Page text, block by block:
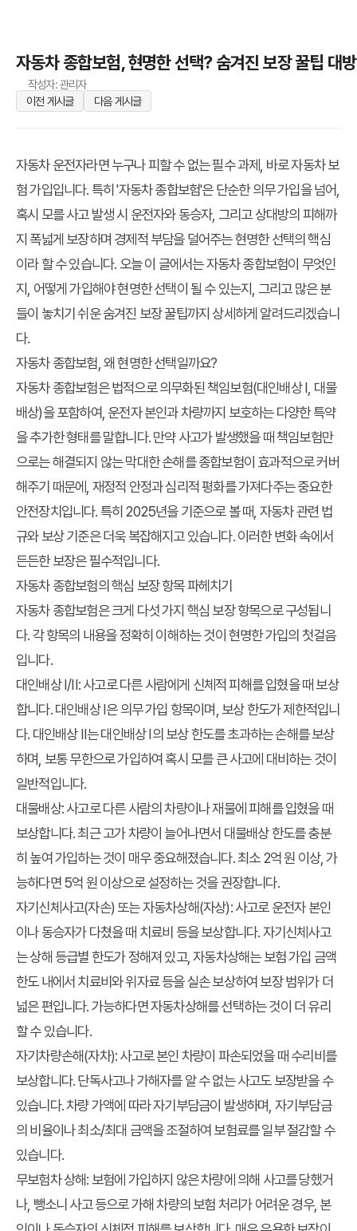
자동차 종합보험, 현명한 선택? 숨겨진 보장 꿀팁 대
작성자: 관리자
이전 게시글
다음 게시글
자동차 운전자라면 누구나 피할 수 없는 필수 과제, 바로 자동차 보
험 가입입니다. 특히 '자동차 종합보험'은 단순한 의무 가입을 넘어,
혹시 모를 사고 발생 시 운전자와 동승자, 그리고 상대방의 피해까
지 폭넓게 보장하며 경제적 부담을 덜어주는 현명한 선택의 핵심
이라 할 수 있습니다. 오늘 이 글에서는 자동차 종합보험이 무엇인
지, 어떻게 가입해야 현명한 선택이 될 수 있는지, 그리고 많은 분
들이 놓치기 쉬운 숨겨진 보장 꿀팁까지 상세하게 알려드리겠습니
다.
자동차 종합보험, 왜 현명한 선택일까요?
자동차 종합보험은 법적으로 의무화된 책임보험(대인배상 I, 대물
배상)을 포함하여, 운전자 본인과 차량까지 보호하는 다양한 특약
을 추가한 형태를 말합니다. 만약 사고가 발생했을 때 책임보험만
으로는 해결되지 않는 막대한 손해를 종합보험이 효과적으로 커버
해주기 때문에, 재정적 안정과 심리적 평화를 가져다주는 중요한
안전장치입니다. 특히 2025년을 기준으로 볼 때, 자동차 관련 법
규와 보상 기준은 더욱 복잡해지고 있습니다. 이러한 변화 속에서
든든한 보장은 필수적입니다.
자동차 종합보험의 핵심 보장 항목 파헤치기
자동차 종합보험은 크게 다섯 가지 핵심 보장 항목으로 구성됩니
다. 각 항목의 내용을 정확히 이해하는 것이 현명한 가입의 첫걸음
입니다.
대인배상 I/II:사고로 다른 사람에게 신체적 피해를 입혔을 때 보상
합니다. 대인배상 I은 의무 가입 항목이며, 보상 한도가 제한적입니
다. 대인배상 II는 대인배상 I의 보상 한도를 초과하는 손해를 보상
하며, 보통 무한으로 가입하여 혹시 모를 큰 사고에 대비하는 것이
일반적입니다.
대물배상:사고로 다른 사람의 차량이나 재물에 피해를 입혔을 때
보상합니다. 최근 고가 차량이 늘어나면서 대물배상 한도를 충분
히 높여 가입하는 것이 매우 중요해졌습니다. 최소 2억 원 이상, 가
능하다면 5억 원 이상으로 설정하는 것을 권장합니다.
자기신체사고(자손) 또는 자동차상해(자상):사고로 운전자 본인
이나 동승자가 다쳤을 때 치료비 등을 보상합니다. 자기신체사고
는 상해 등급별 한도가 정해져 있고, 자동차상해는 보험 가입 금액
한도 내에서 치료비와 위자료 등을 실손 보상하여 보장 범위가 더
넓은 편입니다. 가능하다면 자동차상해를 선택하는 것이 더 유리
할 수 있습니다.
자기차량손해(자차):사고로 본인 차량이 파손되었을 때 수리비를
보상합니다. 단독사고나 가해자를 알 수 없는 사고도 보장받을 수
있습니다. 차량 가액에 따라 자기부담금이 발생하며, 자기부담금
의 비율이나 최소/최대 금액을 조절하여 보험료를 일부 절감할 수
있습니다.
무보험차 상해: 보험에 가입하지 않은 차량에 의해 사고를 당했거
나, 뺑소니 사고 등으로 가해 차량의 보험 처리가 어려운 경우, 본